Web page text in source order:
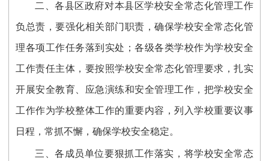
二、各县区政府对本县区学校安全常态化管理工作
负总责，要强化相关部门职责，确保学校安全常态化管
理各项工作任务落到实处；各级各类学校作为学校安全
工作责任主体，要按照学校安全常态化管理要求，扎实
开展安全教育、应急演练和安全管理工作，把学校安全
工作作为学校整体工作的重要内容，列入学校重要议事
日程，常抓不懈，确保学校安全稳定。
三、各成员单位要狠抓工作落实，将学校安全常态